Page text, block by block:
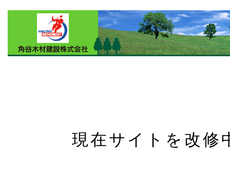
現在サイトを改修